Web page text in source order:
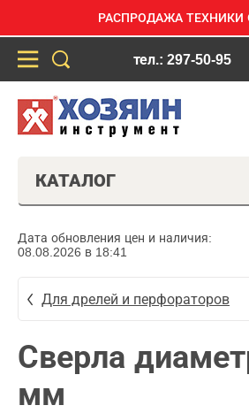
РАСПРОДАЖА ТЕХНИКИ
тел.: 297-50-95
КАТАЛОГ
Дата обновления цен и наличия:
08.08.2026 в 18:41
Для дрелей и перфораторов
Сверла
мм